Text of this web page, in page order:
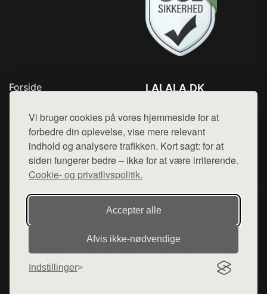
Vi bruger cookies på vores hjemmeside for at
forbedre din oplevelse, vise mere relevant
indhold og analysere trafikken. Kort sagt: for at
siden fungerer bedre – ikke for at være irriterende.
Cookie- og privatlivspolitik.
Accepter alle
Afvis ikke‑nødvendige
Indstillinger
Forside
Top Rabatter
Blog
Kontakt
LALALA.DK
Mail: hej@want.dk
Cookie- og privatlivspolitik
Denne side er en del af want.dk, der udgiver en række
hjemmesider med præsentation af forskellige produkter fra
diverse webshops. Der sælges ikke varer fra denne side - vi
varerne på lager.